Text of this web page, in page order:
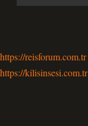
https://reisforum.com.tr
https://kilisinsesi.com.tr